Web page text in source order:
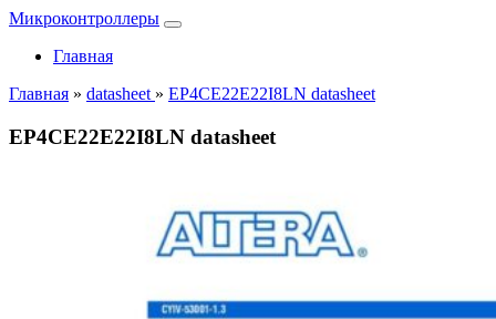
Микроконтроллеры
Главная
Главная » datasheet » EP4CE22E22I8LN datasheet
EP4CE22E22I8LN datasheet